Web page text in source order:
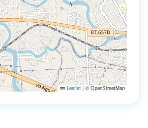
Leaflet | © OpenStreetMap